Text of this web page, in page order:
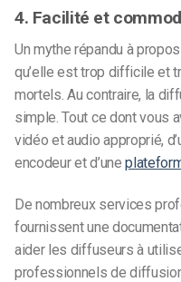
4. Facilité et
Un mythe répandu à
qu’elle est trop difficile et
mortels. Au contraire, la
simple. Tout ce dont vous
vidéo et audio approprié,
encodeur et d’une
De nombreux services
fournissent une
aider les diffuseurs à
professionnels de